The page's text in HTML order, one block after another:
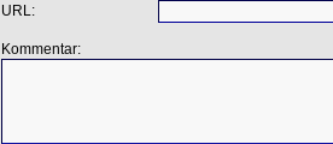
URL:
Kommentar: